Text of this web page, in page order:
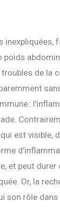
inexpliquées,
poids
de la
:
est visible,
et peut durer
Or, la
son rôle dans